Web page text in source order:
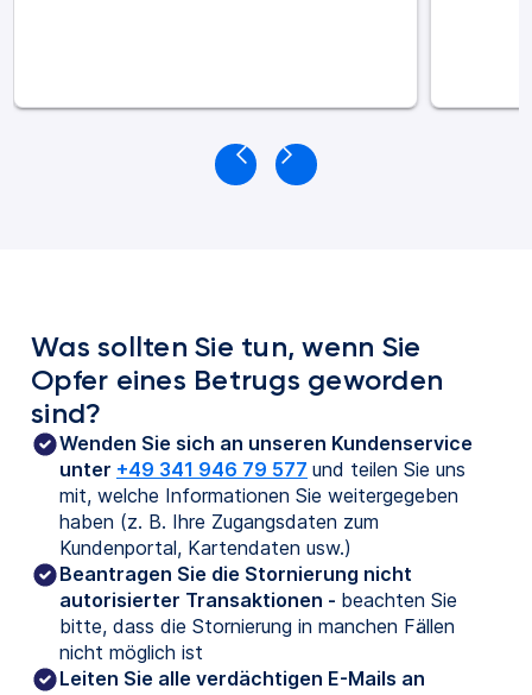
Was sollten Sie tun, wenn Sie
Opfer eines Betrugs geworden
sind?
Wenden Sie sich an unseren Kundenservice
unter +49 341 946 79 577 und teilen Sie uns
mit, welche Informationen Sie weitergegeben
haben (z. B. Ihre Zugangsdaten zum
Kundenportal, Kartendaten usw.)
Beantragen Sie die Stornierung nicht
autorisierter Transaktionen - beachten Sie
bitte, dass die Stornierung in manchen Fällen
nicht möglich ist
Leiten Sie alle verdächtigen E-Mails an